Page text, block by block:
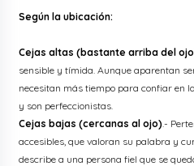
Según la ubicación:
Cejas altas (bastante arriba del
sensible y tímida. Aunque aparentan
necesitan más tiempo para confiar en
y son perfeccionistas.
Cejas bajas (cercanas al ojo).-
accesibles, que valoran su palabra y
describe a una persona fiel que se